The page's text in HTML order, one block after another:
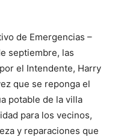
de Emergencias –
septiembre, las
el Intendente, Harry
que se reponga el
potable de la villa
para los vecinos,
y reparaciones que